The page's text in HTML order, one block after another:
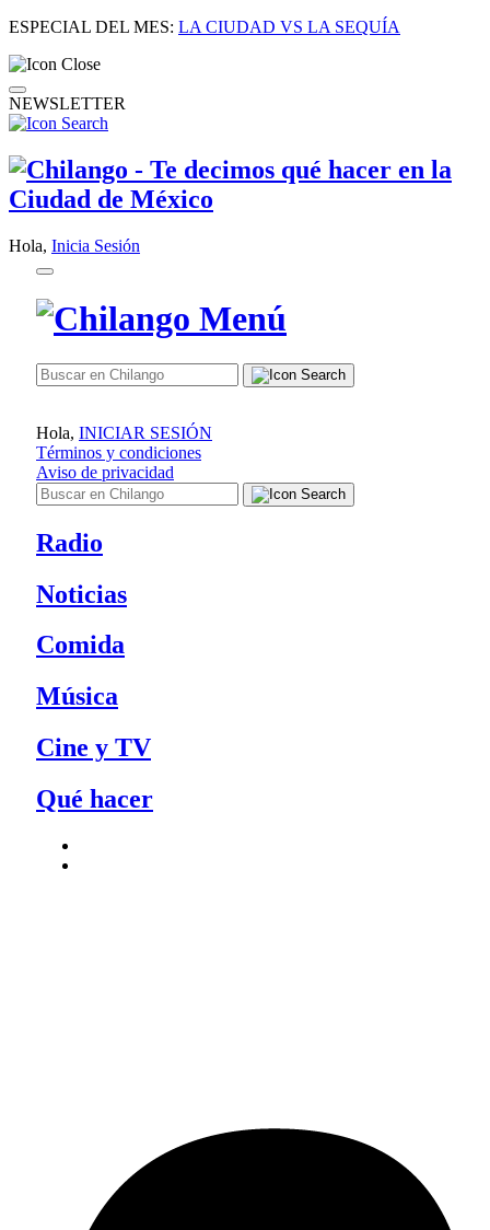
ESPECIAL DEL MES: LA CIUDAD VS LA SEQUÍA
NEWSLETTER
Hola, Inicia Sesión
Hola, INICIAR SESIÓN
Términos y condiciones
Aviso de privacidad
Radio
Noticias
Comida
Música
Cine y TV
Qué hacer